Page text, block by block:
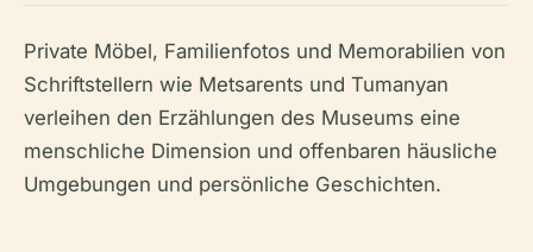
Private Möbel, Familienfotos und Memorabilien von
Schriftstellern wie Metsarents und Tumanyan
verleihen den Erzählungen des Museums eine
menschliche Dimension und offenbaren häusliche
Umgebungen und persönliche Geschichten.